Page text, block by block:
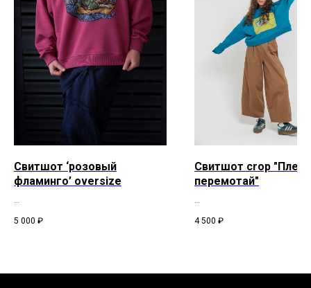
Свитшот ‘розовый
фламинго’ oversize
5 000 ₽
Свитшот crop
перемотай"
4 500 ₽
ИП Богданова А.В.
ОГРНИП 307 7847 081 00060
ИНН 78 102 079 6336
Политика конфиденциальности
Пользовательское соглашение
Договор оферты
Сертификаты и декларации
Редизайн сайта